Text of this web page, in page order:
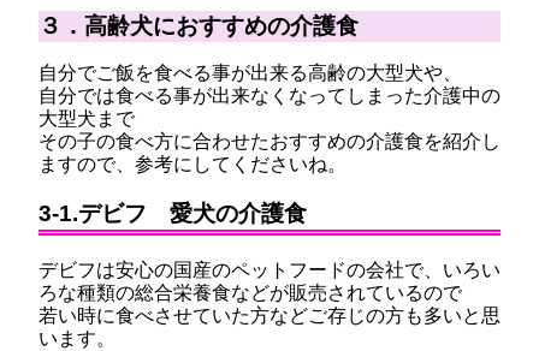
３．高齢犬におすすめの介護食
自分でご飯を食べる事が出来る高齢の大型犬や、
自分では食べる事が出来なくなってしまった介護中の
大型犬まで
その子の食べ方に合わせたおすすめの介護食を紹介し
ますので、参考にしてくださいね。
3-1.デビフ 愛犬の介護食
デビフは安心の国産のペットフードの会社で、いろい
ろな種類の総合栄養食などが販売されているので
若い時に食べさせていた方などご存じの方も多いと思
います。